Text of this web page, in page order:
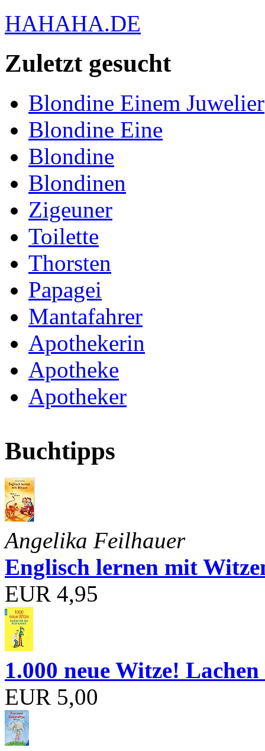
HAHAHA.DE
Zuletzt gesucht
Blondine Einem Juwelier
Blondine Eine
Blondine
Blondinen
Zigeuner
Toilette
Thorsten
Papagei
Mantafahrer
Apothekerin
Apotheke
Apotheker
Buchtipps
Angelika Feilhauer
Englisch lernen mit
EUR 4,95
1.000 neue Witze!
EUR 5,00